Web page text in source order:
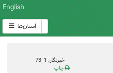
English
استان‌ها
خبرنگار: 1_73
چاپ